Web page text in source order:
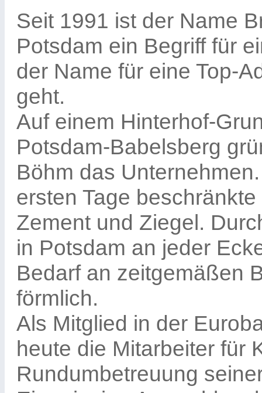
Seit 1991 ist der Name
Potsdam ein Begriff für
der Name für eine Top-
geht.
Auf einem Hinterhof-
Potsdam-Babelsberg
Böhm das
ersten Tage
Zement und Ziegel.
in Potsdam an jeder
Bedarf an zeitgemäßen
förmlich.
Als Mitglied in der
heute die Mitarbeiter für
Rundumbetreuung